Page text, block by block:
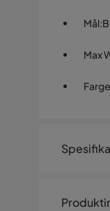
Mål:
Max
Størrelse